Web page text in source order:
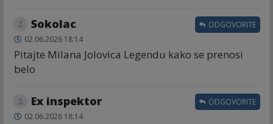
Sokolac
02.06.2026 18:14
Pitajte Milana Jolovica Legendu kako se prenosi
belo
ODGOVORITE
Ex inspektor
02.06.2026 18:14
ODGOVORITE